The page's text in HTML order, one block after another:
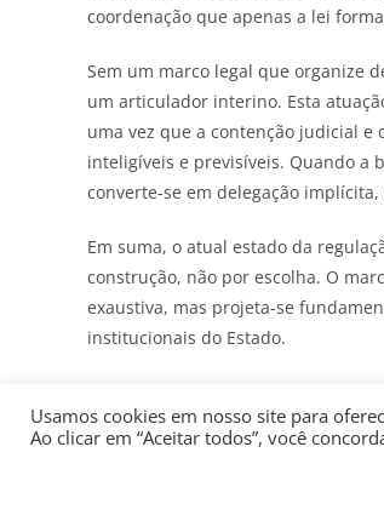
coordenação que apenas a lei
Sem um marco legal que organize
um articulador interino. Esta
uma vez que a contenção judicial
inteligíveis e previsíveis. Quando a
converte-se em delegação
Em suma, o atual estado da
construção, não por escolha. O
exaustiva, mas projeta-se
institucionais do Estado.
ativamente esta discussão,
parlamentar e democrático capaz
Usamos cookies em nosso site para
Ao clicar em “Aceitar todos”, você